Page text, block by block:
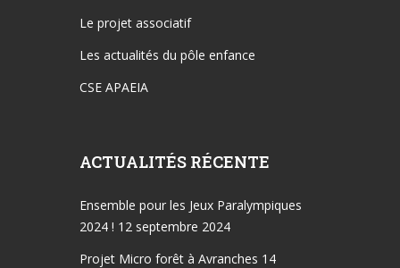
Le projet associatif
Les actualités du pôle enfance
CSE APAEIA
ACTUALITÉS RÉCENTE
Ensemble pour les Jeux Paralympiques
2024 ! 12 septembre 2024
Projet Micro forêt à Avranches 14